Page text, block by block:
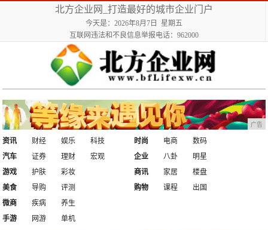
北方企业网_打造最好的城市企业门户
今天是：2026年8月7日 星期五
互联网违法和不良信息举报电话：962000
广告
资讯 财经 娱乐
科技
汽车
证券 理财 宏观
时尚 电商
数码
企业
八卦
明星
游戏
护肤
彩妆
美食
导购 评测
商讯 家居
楼盘
购物
课程
出国
微商
疾病
养生
手游
网游 单机